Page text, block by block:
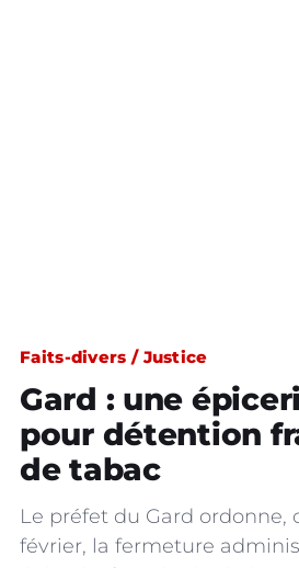
Faits-divers / Justice
Gard : une
pour détention
de tabac
Le préfet du Gard ordonne,
février, la fermeture